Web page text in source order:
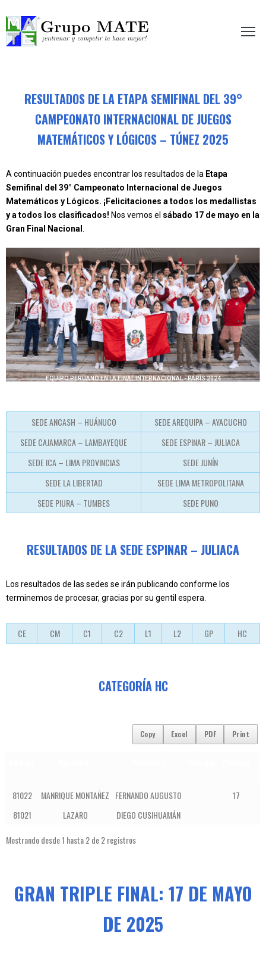
te hace mejor!
RESULTADOS DE LA ETAPA SEMIFINAL DEL 39°
CAMPEONATO INTERNACIONAL DE JUEGOS
MATEMÁTICOS Y LÓGICOS – TÚNEZ 2025
A continuación puedes encontrar los resultados de la Etapa
Semifinal del 39° Campeonato Internacional de Juegos
Matemáticos y Lógicos. ¡Felicitaciones a todos los medallistas
y a todos los clasificados! Nos vemos el sábado 17 de mayo en la
Gran Final Nacional .
EQUIPO PERUANO EN LA FINAL INTERNACIONAL - PARÍS 2024
SEDE ANCASH – HUÁNUCO
SEDE AREQUIPA – AYACUCHO
SEDE CAJAMARCA – LAMBAYEQUE
SEDE ESPINAR – JULIACA
SEDE ICA – LIMA PROVINCIAS
SEDE JUNÍN
SEDE LA LIBERTAD
SEDE LIMA METROPOLITANA
SEDE PIURA – TUMBES
SEDE PUNO
RESULTADOS DE LA SEDE ESPINAR – JULIACA
Los resultados de las sedes se irán publicando conforme los
terminemos de procesar, gracias por su gentil espera.
CE CM C1 C2 L1 L2 GP HC
CATEGORÍA HC
Copy Excel PDF Print
81022
MANRIQUE MONTAÑEZ FERNANDO AUGUSTO 17
81021
LAZARO
DIEGO CUSIHUAMÁN
Mostrando desde 1 hasta 2 de 2 registros
GRAN TRIPLE FINAL: 17 DE MAYO
DE 2025